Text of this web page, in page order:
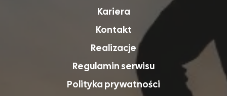
Kariera
Kontakt
Realizacje
Regulamin serwisu
Polityka prywatności